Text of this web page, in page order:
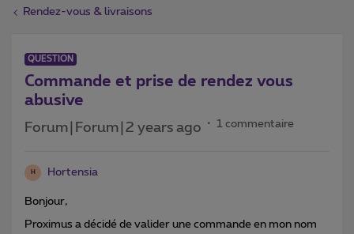
Rendez-vous & livraisons
QUESTION
Commande et prise de rendez vous
abusive
Forum|Forum|2 years ago 1 commentaire
H Hortensia
Bonjour,
Proximus a décidé de valider une commande en mon nom